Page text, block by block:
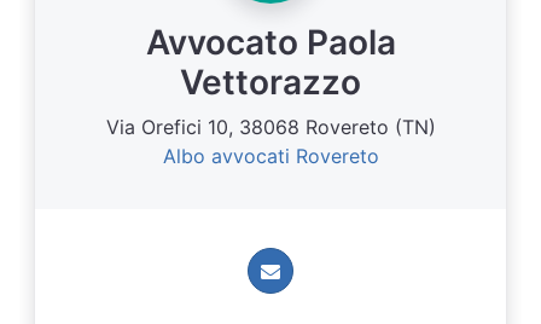
Avvocato Paola
Vettorazzo
Via Orefici 10, 38068 Rovereto (TN)
Albo avvocati Rovereto